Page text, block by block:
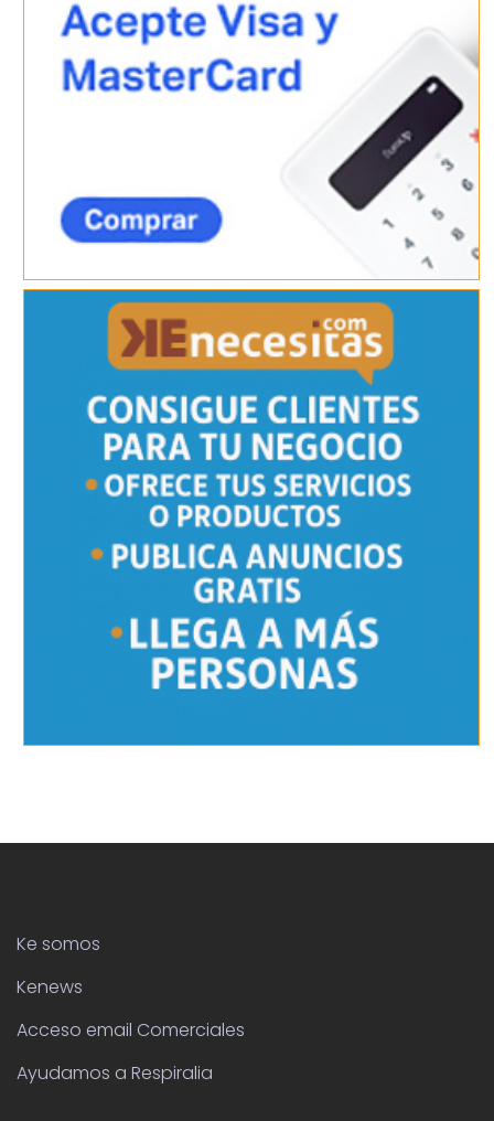
Ke somos
Kenews
Acceso email Comerciales
Ayudamos a Respiralia